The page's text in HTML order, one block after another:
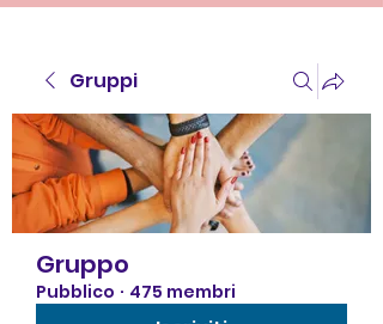
Gruppi
Gruppo
Pubblico · 475 membri